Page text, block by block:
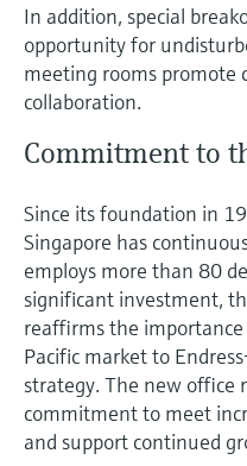
In addition, special
opportunity for
meeting rooms promote
collaboration.
Commitment to
Since its foundation in
Singapore has
employs more than 80
significant investment,
reaffirms the
Pacific market to
strategy. The new office
commitment to meet
and support continued